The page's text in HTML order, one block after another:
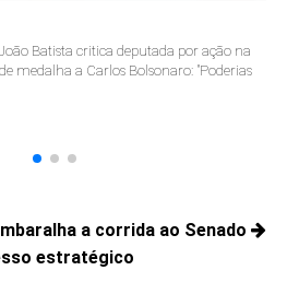
Batista critica deputada por ação na
medalha a Carlos Bolsonaro: "Poderias
a corrida ao Senado
estratégico